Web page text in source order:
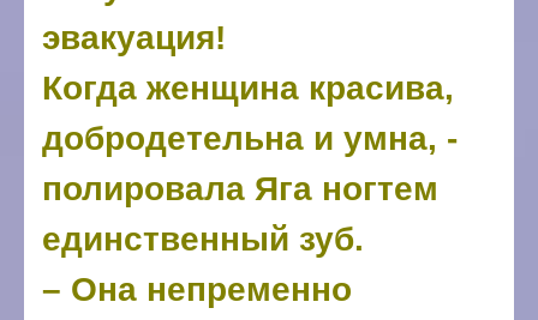
эвакуация!
Когда женщина красива,
добродетельна и умна, -
полировала Яга ногтем
единственный зуб.
– Она непременно